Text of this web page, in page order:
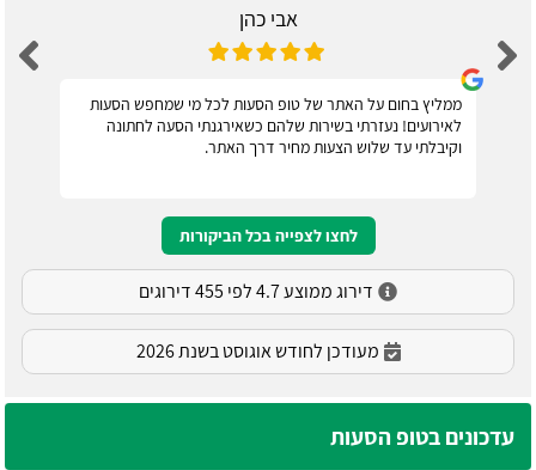
אבי כהן
ממליץ בחום על האתר של טופ הסעות לכל מי שמחפש הסעות
לאירועים! נעזרתי בשירות שלהם כשאירגנתי הסעה לחתונה
וקיבלתי עד שלוש הצעות מחיר דרך האתר.
לחצו לצפייה בכל הביקורות
דירוג ממוצע 4.7 לפי 455 דירוגים
מעודכן לחודש אוגוסט בשנת 2026
עדכונים בטופ הסעות